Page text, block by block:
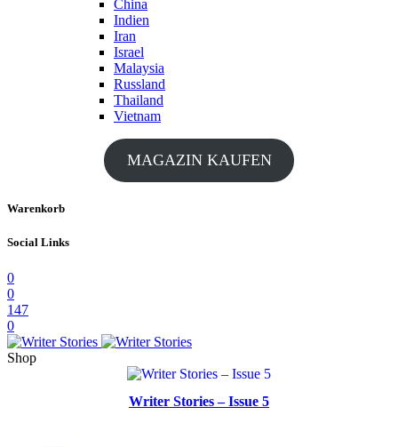
China
Indien
Iran
Israel
Malaysia
Russland
Thailand
Vietnam
MAGAZIN KAUFEN
Warenkorb
Social Links
0
0
147
0
Shop
Writer Stories – Issue 5